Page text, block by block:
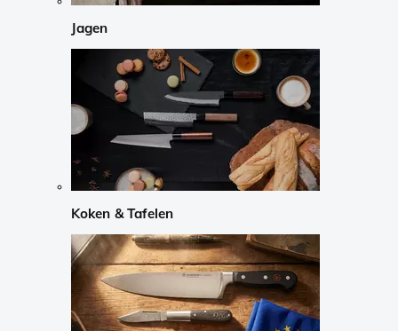
Jagen
Koken & Tafelen